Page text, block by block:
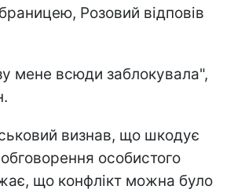
Розовий відповів
мене всюди заблокувала",
визнав, що шкодує
особистого
що конфлікт можна було